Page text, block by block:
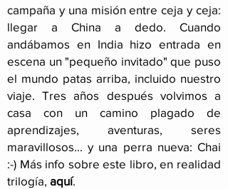
campaña y una misión entre ceja y ceja:
llegar a China a dedo. Cuando
andábamos en India hizo entrada en
escena un "pequeño invitado" que puso
el mundo patas arriba, incluido nuestro
viaje. Tres años después volvimos a
casa con un camino plagado de
aprendizajes, aventuras, seres
maravillosos... y una perra nueva: Chai
:-) Más info sobre este libro, en realidad
trilogía, aquí.